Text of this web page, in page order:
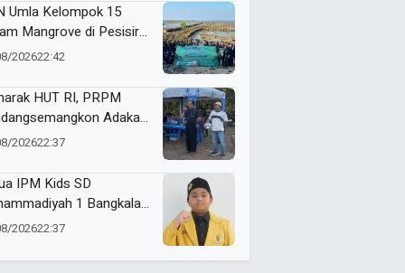
Umla Kelompok 15
Mangrove di Pesisir
Dorong Warga Jaga
202622:42
HUT RI, PRPM
Adakan
Kemerdekaan 2026
202622:37
IPM Kids SD
1 Bangkalan
Gold Medal ME Award
202622:37